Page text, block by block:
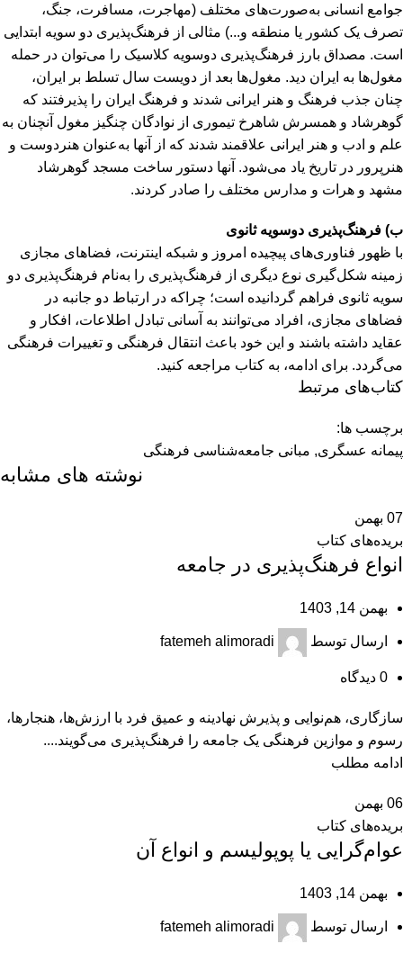
جوامع انسانی به‌صورت‌های مختلف (مهاجرت، مسافرت، جنگ،
تصرف یک کشور یا منطقه و...) مثالی از فرهنگ‌پذیری دو سویه ابتدایی
است. مصداق بارز فرهنگ‌پذیری دوسویه کلاسیک را می‌توان در حمله
مغول‌ها به ایران دید. مغول‌ها بعد از دویست سال تسلط بر ایران،
چنان جذب فرهنگ و هنر ایرانی شدند و فرهنگ ایران را پذیرفتند که
گوهرشاد و همسرش شاهرخ تیموری از نوادگان چنگیز مغول آنچنان به
علم و ادب و هنر ایرانی علاقمند شدند که از آنها به‌عنوان هنردوست و
هنرپرور در تاریخ یاد می‌شود. آنها دستور ساخت مسجد گوهرشاد
مشهد و هرات و مدارس مختلف را صادر کردند.
ب) فرهنگ‌پذیری دوسویه ثانوی
با ظهور فناوری‌های پیچیده امروز و شبکه اینترنت، فضاهای مجازی
زمینه شکل‌گیری نوع دیگری از فرهنگ‌پذیری را به‌نام فرهنگ‌پذیری دو
سویه ثانوی فراهم گردانیده است؛ چراکه در ارتباط دو جانبه در
فضاهای مجازی، افراد می‌توانند به آسانی تبادل اطلاعات، افکار و
عقاید داشته باشند و این خود باعث انتقال فرهنگی و تغییرات فرهنگی
می‌گردد. برای ادامه، به کتاب مراجعه کنید.
کتاب‌های مرتبط
برچسب ها:
پیمانه عسگری, مبانی جامعه‌شناسی فرهنگی
نوشته های مشابه
07 بهمن
بریده‌های کتاب
انواع فرهنگ‌پذیری در جامعه
بهمن 14, 1403
ارسال توسط fatemeh alimoradi
0 دیدگاه
سازگاری، هم‌نوایی و پذیرش نهادینه و عمیق فرد با ارزش‌ها، هنجارها،
رسوم و موازین فرهنگی یک جامعه را فرهنگ‌پذیری می‌گویند....
ادامه مطلب
06 بهمن
بریده‌های کتاب
عوام‌گرایی یا پوپولیسم و انواع آن
بهمن 14, 1403
ارسال توسط fatemeh alimoradi